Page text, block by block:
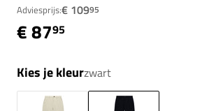
Adviesprijs:€ 10995
€ 8795
Kies je kleurzwart